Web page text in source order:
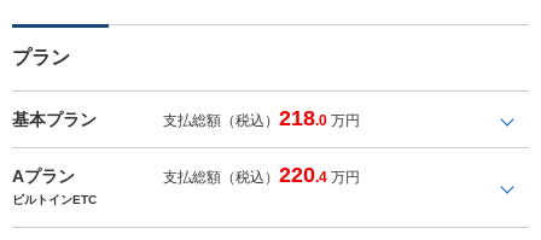
プラン
基本プラン 支払総額（税込）218.0 万円
Aプラン 支払総額（税込）220.4 万円
ビルトインETC